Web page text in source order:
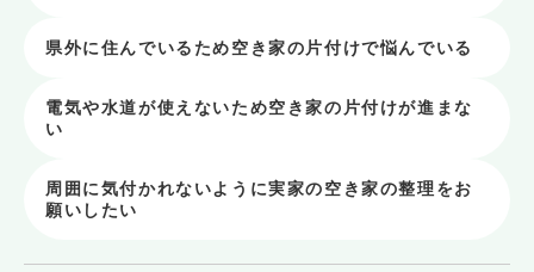
県外に住んでいるため空き家の片付けで悩んでいる
電気や水道が使えないため空き家の片付けが進まな
い
周囲に気付かれないように実家の空き家の整理をお
願いしたい